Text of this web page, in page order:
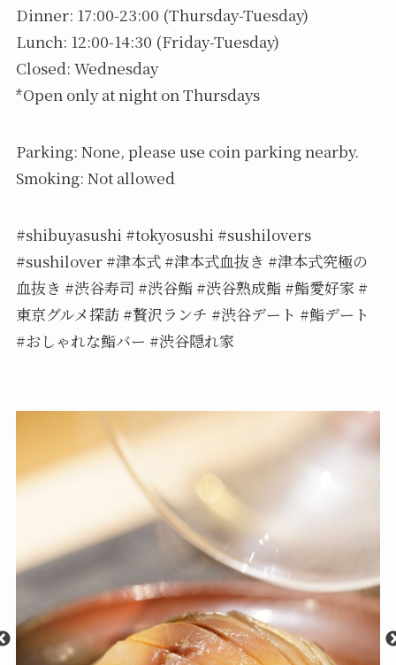
Dinner: 17:00-23:00 (Thursday-Tuesday)
Lunch: 12:00-14:30 (Friday-Tuesday)
️Closed: Wednesday
*Open only at night on Thursdays
Parking: None, please use coin parking nearby.
Smoking: Not allowed
#shibuyasushi #tokyosushi #sushilovers
#sushilover #津本式 #津本式血抜き #津本式究極の
血抜き #渋谷寿司 #渋谷鮨 #渋谷熟成鮨 #鮨愛好家 #
東京グルメ探訪 #贅沢ランチ #渋谷デート #鮨デート
#おしゃれな鮨バー #渋谷隠れ家